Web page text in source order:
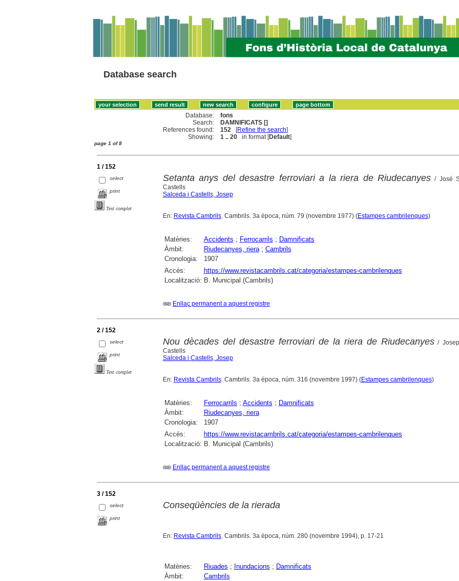
Database search
Database:
fons
Search:
DAMNIFICATS []
References found:
152 [Refine the search]
Showing:
1 .. 20 in format [Default]
page 1 of 8
1 / 152
select
print
Text complet
Setanta anys del desastre ferroviari a la riera de Riudecanyes / José
Castells
Salceda i Castells, Josep
En: Revista Cambrils. Cambrils. 3a època, núm. 79 (novembre 1977) (Estampes cambrilenques)
Matèries: Accidents ; Ferrocarrils ; Damnificats
Àmbit:
Riudecanyes, riera; Cambrils
Cronologia:
1907
Accés:
https://www.revistacambrils.cat/categoria/estampes-cambrilenques
Localització: B. Municipal (Cambrils)
Enllaç permanent a aquest registre
2 / 152
select
print
Text complet
Nou dècades del desastre ferroviari de la riera de Riudecanyes /
Castells
Salceda i Castells, Josep
En: Revista Cambrils. Cambrils. 3a època, núm. 316 (novembre 1997) (Estampes cambrilenques)
Matèries: Ferrocarrils ; Accidents ; Damnificats
Àmbit:
Riudecanyes, riera
Cronologia:
1907
Accés:
https://www.revistacambrils.cat/categoria/estampes-cambrilenques
Localització: B. Municipal (Cambrils)
Enllaç permanent a aquest registre
3 / 152
select
print
Conseqüències de la rierada
En: Revista Cambrils. Cambrils. 3a època, núm. 280 (novembre 1994), p. 17-21
Matèries: Riuades ; Inundacions ; Damnificats
Àmbit:
Cambrils